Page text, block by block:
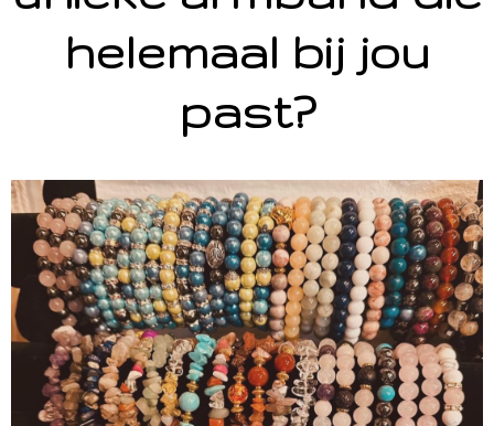
helemaal bij jou
past?